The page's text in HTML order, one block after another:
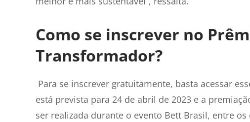
Como se inscrever no
Transformador?
Para se inscrever gratuitamente, basta acessar
está prevista para 24 de abril de 2023 e a
ser realizada durante o evento Bett Brasil, entre